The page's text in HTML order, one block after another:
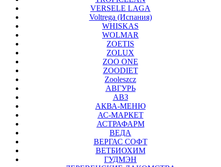
VERSELE LAGA
Voltrega (Испания)
WHISKAS
WOLMAR
ZOETIS
ZOLUX
ZOO ONE
ZOODIET
Zooleszcz
АВГУРЬ
АВЗ
АКВА-МЕНЮ
АС-МАРКЕТ
АСТРАФАРМ
ВЕДА
ВЕРГАС СОФТ
ВЕТБИОХИМ
ГУДМЭН